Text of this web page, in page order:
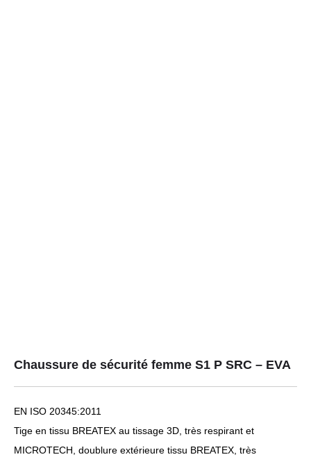
Chaussure de sécurité femme S1 P SRC – EVA
EN ISO 20345:2011
Tige en tissu BREATEX au tissage 3D, très respirant et
MICROTECH, doublure extérieure tissu BREATEX, très